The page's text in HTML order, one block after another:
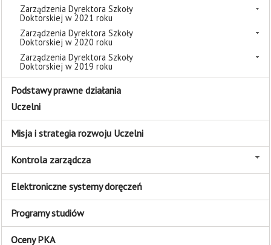
Zarządzenia Dyrektora Szkoły
Doktorskiej w 2021 roku
Zarządzenia Dyrektora Szkoły
Doktorskiej w 2020 roku
Zarządzenia Dyrektora Szkoły
Doktorskiej w 2019 roku
Podstawy prawne działania
Uczelni
Misja i strategia rozwoju Uczelni
Kontrola zarządcza
Elektroniczne systemy doręczeń
Programy studiów
Oceny PKA